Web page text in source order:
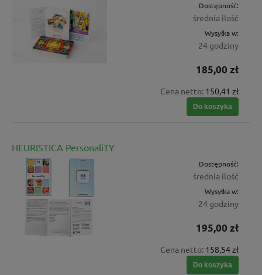
Dostępność:
średnia ilość
Wysyłka w:
24 godziny
185,00 zł
Cena netto: 150,41 zł
Do koszyka
HEURISTICA PersonaliTY
Dostępność:
średnia ilość
Wysyłka w:
24 godziny
195,00 zł
Cena netto: 158,54 zł
Do koszyka